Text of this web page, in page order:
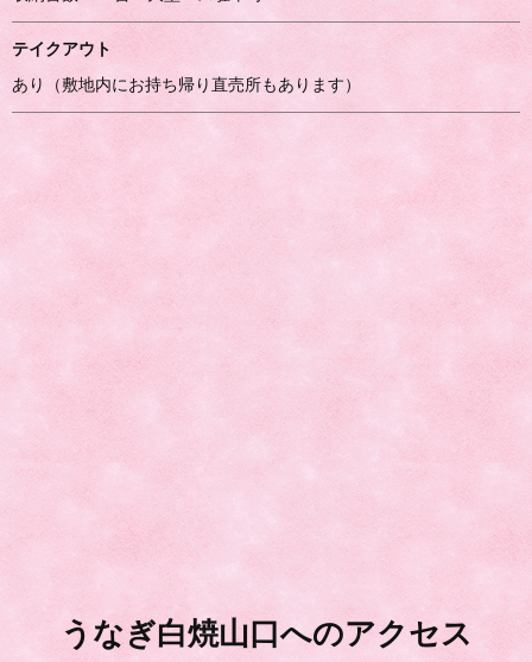
テイクアウト
あり（敷地内にお持ち帰り直売所もあります）
うなぎ白焼山口へのアクセス